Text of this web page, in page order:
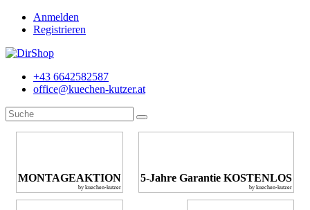
Anmelden
Registrieren
+43 6642582587
office@kuechen-kutzer.at
MONTAGEAKTION
by kuechen-kutzer
5-Jahre Garantie KOSTENLOS
by kuechen-kutzer